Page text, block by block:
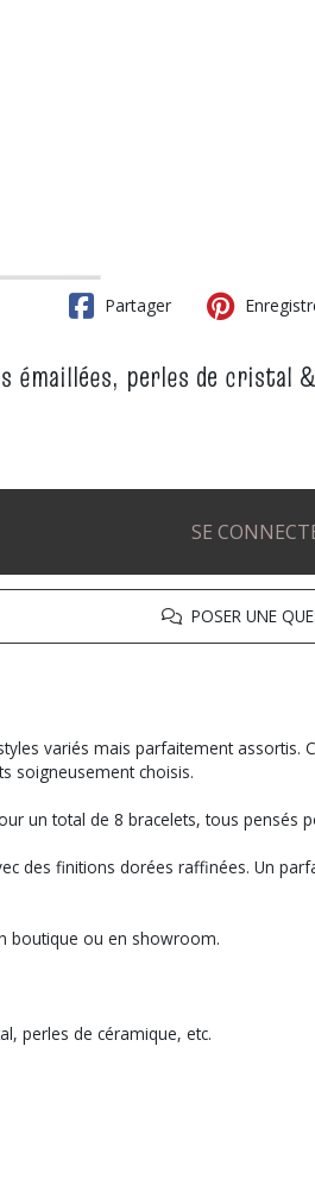
Partager
émaillées, perles de cristal
SE
POSER UNE
variés mais parfaitement
soigneusement choisis.
un total de 8 bracelets, tous
des finitions dorées raffinées. Un
boutique ou en showroom.
perles de céramique, etc.